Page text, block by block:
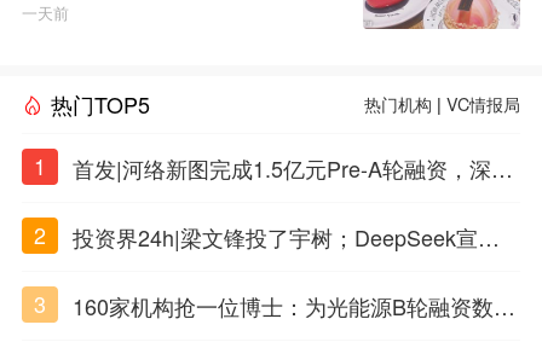
一天前
热门TOP5 热门机构 |VC情报局
1
首发|河络新图完成1.5亿元Pre-A轮融资，深耕i
2
投资界24h|梁文锋投了宇树；DeepSeek宣布
3
160家机构抢一位博士：为光能源B轮融资数亿